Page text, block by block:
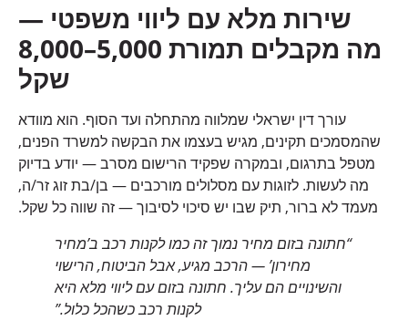
שירות מלא עם ליווי משפטי —
מה מקבלים תמורת 5,000–8,000
שקל
עורך דין ישראלי שמלווה מהתחלה ועד הסוף. הוא מוודא
שהמסמכים תקינים, מגיש בעצמו את הבקשה למשרד הפנים,
מטפל בתרגום, ובמקרה שפקיד הרישום מסרב — יודע בדיוק
מה לעשות. לזוגות עם מסלולים מורכבים — בן/בת זוג זר/ה,
מעמד לא ברור, תיק שבו יש סיכוי לסיבוך — זה שווה כל שקל.
“חתונה בזום מחיר נמוך זה כמו לקנות רכב ב’מחיר
מחירון’ — הרכב מגיע, אבל הביטוח, הרישוי
והשינויים הם עליך. חתונה בזום עם ליווי מלא היא
לקנות רכב כשהכל כלול.”